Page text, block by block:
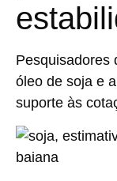
Pesquisadores
óleo de soja e
suporte às